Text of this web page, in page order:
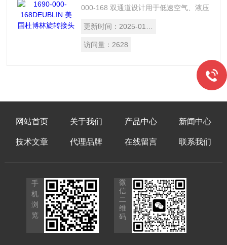
000-168 双通道设计用于低速空气、液压
泄漏孔 专用密封 硬化密封面 铝壳体与钢
转子 可供三通道串联型
更新时间： 2025-01-14
访问量： 2628
网站首页 关于我们 产品中心 新闻中心
技术文章 代理品牌 在线留言 联系我们
手
机
浏
览
微
信
二
维
码